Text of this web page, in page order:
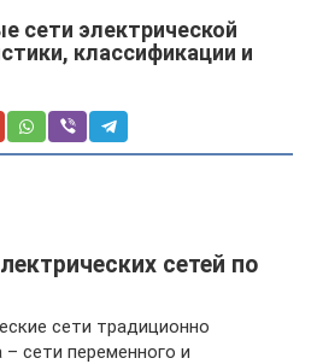
сети электрической
классификации и
сетей по
сети традиционно
сети переменного и